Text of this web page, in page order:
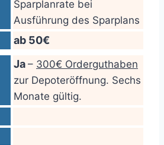
Sparplanrate bei
Ausführung des Sparplans
ab 50€
Ja – 300€ Orderguthaben
zur Depoteröffnung. Sechs
Monate gültig.